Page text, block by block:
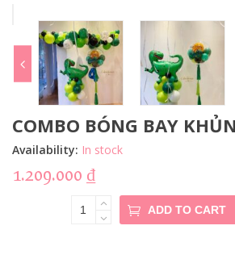
COMBO BÓNG BAY
Availability: In stock
1.209.000 ₫
ADD TO CART